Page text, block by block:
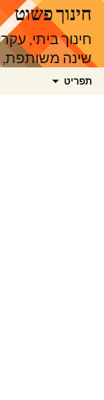
לדלג
לתוכןחינוך פשוט
חינוך ביתי,
שינה משותפת,
תפריט